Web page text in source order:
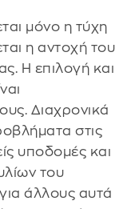
μόνο η τύχη
η αντοχή του
Η επιλογή και
Διαχρονικά
στις
υποδομές και
του
άλλους αυτά